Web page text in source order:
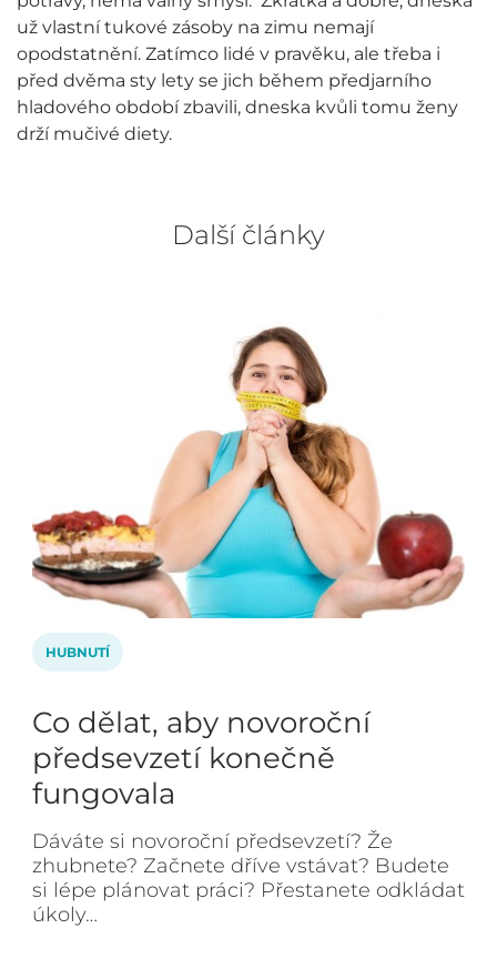
už vlastní tukové zásoby na zimu nemají
opodstatnění. Zatímco lidé v pravěku, ale třeba i
před dvěma sty lety se jich během předjarního
hladového období zbavili, dneska kvůli tomu ženy
drží mučivé diety.
Další články
HUBNUTÍ
Co dělat, aby novoroční
předsevzetí konečně
fungovala
Dáváte si novoroční předsevzetí? Že
zhubnete? Začnete dříve vstávat? Budete
si lépe plánovat práci? Přestanete odkládat
úkoly…